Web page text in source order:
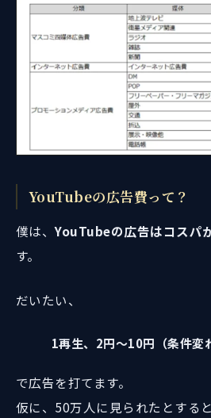
YouTubeの広告費って？
僕は、YouTubeの広告はコスパ
す。
だいたい、
1再生、2円〜10円（条件変
で広告を打てます。
仮に、50万人に見られたとする